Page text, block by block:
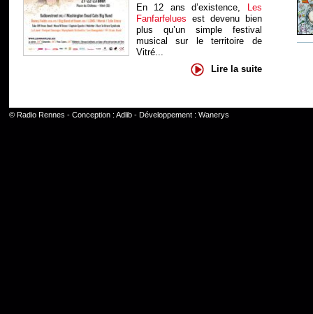
En 12 ans d’existence, Les
Fanfarfelues est devenu bien
plus qu’un simple festival
musical sur le territoire de
Vitré...
Lire la suite
© Radio Rennes - Conception : Adlib- Développement : Wanerys